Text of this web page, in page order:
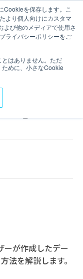
Cookieを保存します。こ
より個人向けにカスタマ
よび他のメディアで使用さ
ライバシーポリシーをご
はありません。ただ
めに、小さなCookie
お問い合わせ
して編
情報を
】
ーが作成したデー
法を解説します。